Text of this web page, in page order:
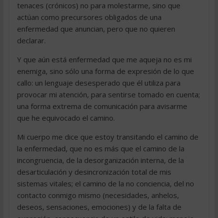
tenaces (crónicos) no para molestarme, sino que
actúan como precursores obligados de una
enfermedad que anuncian, pero que no quieren
declarar.
Y que aún está enfermedad que me aqueja no es mi
enemiga, sino sólo una forma de expresión de lo que
callo: un lenguaje desesperado que él utiliza para
provocar mi atención, para sentirse tomado en cuenta;
una forma extrema de comunicación para avisarme
que he equivocado el camino.
Mi cuerpo me dice que estoy transitando el camino de
la enfermedad, que no es más que el camino de la
incongruencia, de la desorganización interna, de la
desarticulación y desincronización total de mis
sistemas vitales; el camino de la no conciencia, del no
contacto conmigo mismo (necesidades, anhelos,
deseos, sensaciones, emociones) y de la falta de